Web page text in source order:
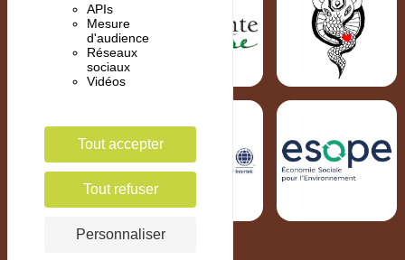
APIs
Mesure
d'audience
Réseaux
sociaux
Vidéos
Tout accepter
Tout refuser
Personnaliser